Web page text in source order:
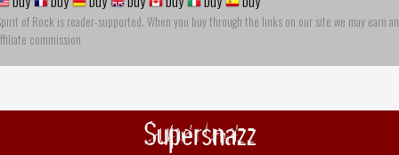
of Rock is reader-supported. When you buy through the links on our site we may earn an
commission
Supersnazz